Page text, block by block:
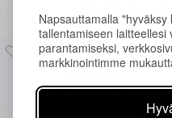
Napsauttamalla
tallentamiseen laitteellesi
parantamiseksi,
markkinointimme